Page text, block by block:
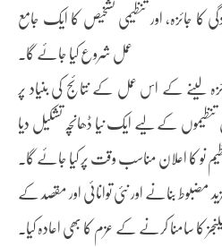
کا جائزہ، اور تنظیمی تشخیص کا ایک جامع
عمل شروع کیا جائے گا۔
لینے کے اس عمل کے نتائج کی بنیاد پر
تنظیموں کے لیے ایک نیا ڈھانچہ تشکیل دیا
نو کا اعلان مناسب وقت پر کیا جائے گا۔
مضبوط بنانے اور نئی توانائی اور مقصد کے
کا سامنا کرنے کے عزم کا بھی اعادہ کیا۔